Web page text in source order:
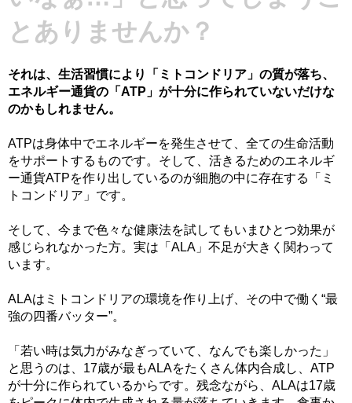
とありませんか？
それは、生活習慣により「ミトコンドリア」の質が落ち、
エネルギー通貨の「ATP」が十分に作られていないだけな
のかもしれません。
ATPは身体中でエネルギーを発生させて、全ての生命活動
をサポートするものです。そして、活きるためのエネルギ
ー通貨ATPを作り出しているのが細胞の中に存在する「ミ
トコンドリア」です。
そして、今まで色々な健康法を試してもいまひとつ効果が
感じられなかった方。実は「ALA」不足が大きく関わって
います。
ALAはミトコンドリアの環境を作り上げ、その中で働く“最
強の四番バッター”。
「若い時は気力がみなぎっていて、なんでも楽しかった」
と思うのは、17歳が最もALAをたくさん体内合成し、ATP
が十分に作られているからです。残念ながら、ALAは17歳